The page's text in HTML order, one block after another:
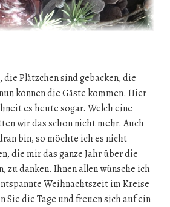
Plätzchen sind gebacken, die
können die Gäste kommen. Hier
es heute sogar. Welch eine
wir das schon nicht mehr. Auch
bin, so möchte ich es nicht
die mir das ganze Jahr über die
zu danken. Ihnen allen wünsche ich
Weihnachtszeit im Kreise
Sie die Tage und freuen sich auf ein